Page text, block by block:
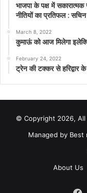
भाजपा के पक्ष में सकारात्मक
नीतियों का प्रतिफल : सचिन
March 8, 2022
कुमाऊं को आज मिलेगा
February 24, 2022
ट्रेन की टक्कर से हरिद्वार
© Copyright 2026,
Managed by Best
About Us